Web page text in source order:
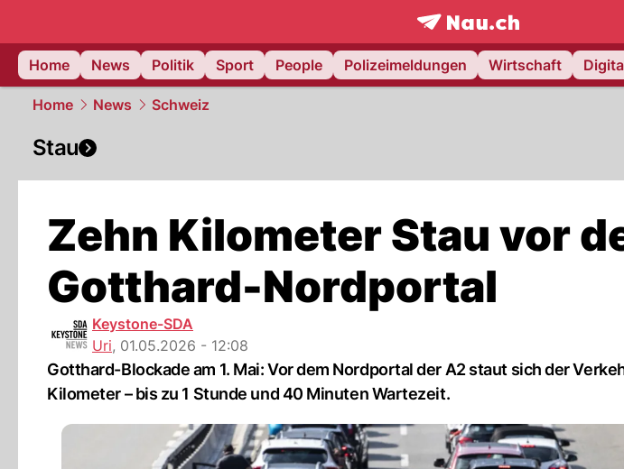
frontpage.NAU.ch
Home
News Politik Sport People Polizeimeldungen Wirtschaft
Home News Schweiz
Stau
Zehn Kilometer Stau vor
Gotthard-Nordportal
Keystone-SDA
Uri, 01.05.2026 - 12:08
Gotthard-Blockade am 1. Mai: Vor dem Nordportal der A2 staut sich der
Kilometer – bis zu 1 Stunde und 40 Minuten Wartezeit.